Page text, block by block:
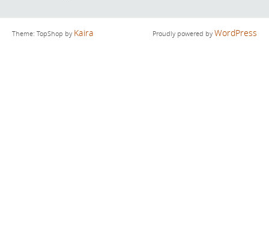
Theme: TopShop by Kaira Proudly powered byWordPress